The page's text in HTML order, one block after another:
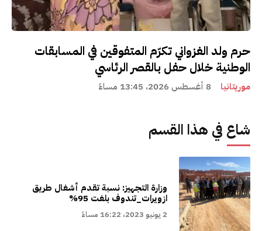
حرم ولد الغزواني تكرّم المتفوقين في المسابقات
الوطنية خلال حفل بالقصر الرئاسي
موريتانيا 8 أغسطس 2026، 13:45 مساءً
شاع في هذا القسم
وزارة التجهيز: نسبة تقدم أشغال طريق
ازويرات_تندوف بلغت 95%
2 يونيو 2023، 16:22 مساءً